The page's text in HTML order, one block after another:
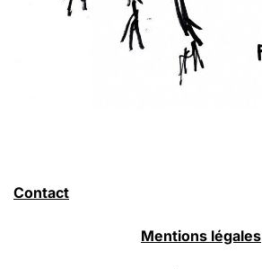
Contact
Mentions légales